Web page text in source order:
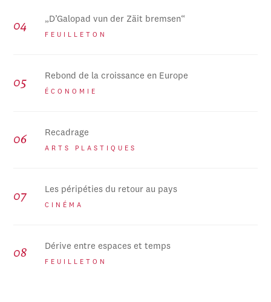
„D’Galopad vun der Zäit bremsen“
FEUILLETON
Rebond de la croissance en Europe
ÉCONOMIE
Recadrage
ARTS PLASTIQUES
Les péripéties du retour au pays
CINÉMA
Dérive entre espaces et temps
FEUILLETON